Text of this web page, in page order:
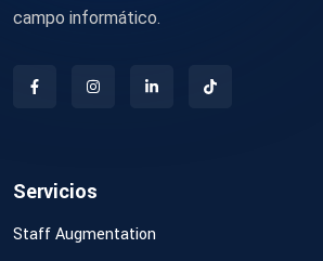
campo informático.
Servicios
Staff Augmentation